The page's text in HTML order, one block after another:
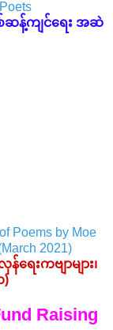
စ်ဆန့်ကျင်ရေး အဆဲ
Poems by Moe
2021)
ေးကဗျာများ၊
)
Raising